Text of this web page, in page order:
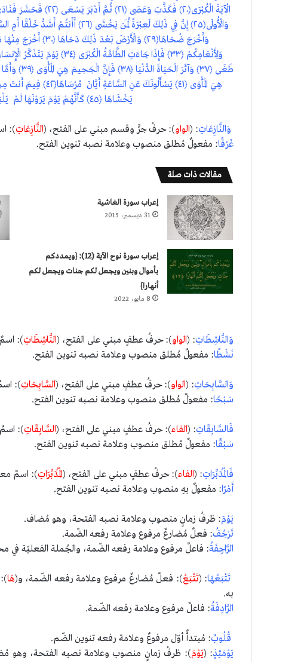
يَخْشَاهَا ﴿٤٥﴾ كَأَنَّهُمْ يَوْمَ يَرَوْنَهَا لَمْ يَلْبَثُوا إِلَّا عَشِيَّةً أَوْ ضُحَاهَا﴿٤٦﴾
وَالنَّازِعَاتِ: (الواو): حرفُ جرٍّ وقسم مبني على الفتح، (النَّازِعَاتِ):
غَرْقًا: مفعولٌ مُطلق منصوب وعلامة نصبه تنوين الفتح.
مقالات ذات صلة
إعراب سورة الغاشية
31 ديسمبر، 2015
إعراب سورة نوح الآية (12): {ويمددكم
بأموال وبنين ويجعل لكم جنات ويجعل لكم
أنهارا}
8 مايو، 2022
وَالنَّاشِطَاتِ: (الواو): حرفُ عطفٍ مبني على الفتح، (النَّاشِطَاتِ):
نَشْطًا: مفعولٌ مُطلق منصوب وعلامة نصبه تنوين الفتح.
وَالسَّابِحَاتِ: (الواو): حرفُ عطفٍ مبني على الفتح، (السَّابِحَاتِ):
سَبْحًا: مفعولٌ مُطلق منصوب وعلامة نصبه تنوين الفتح.
فَالسَّابِقَاتِ: (الفاء): حرفُ عطفٍ مبني على الفتح، (السَّابِقَاتِ): اسمٌ
سَبْقًا: مفعولٌ مُطلق منصوب وعلامة نصبه تنوين الفتح.
فَالْمُدَبِّرَاتِ: (الفاء): حرفُ عطفٍ مبني على الفتح، (الْمُدَبِّرَاتِ): اسمٌ
أَمْرًا: مفعولٌ بهِ منصوب وعلامة نصبه تنوين الفتح.
يَوْمَ: ظرفُ زمانٍ منصوب وعلامة نصبه الفتحة، وهو مُضاف.
تَرْجُفُ: فعلٌ مُضارعٌ مرفوع وعلامة رفعه الضّمة.
الرَّاجِفَةُ: فاعلٌ مرفوع وعلامة رفعه الضّمة، والجُملة الفعليّة في
تَتْبَعُهَا: (تَتْبَعُ): فعلٌ مُضارعٌ مرفوع وعلامة رفعه الضّمة، و(هَا
به.
الرَّادِفَةُ: فاعلٌ مرفوع وعلامة رفعه الضّمة.
قُلُوبٌ: مُبتدأٌ أوّل مرفوعٌ وعلامة رفعه تنوين الضّم.
يَوْمَئِذٍ: (يَوْمَ): ظرفُ زمانٍ منصوب وعلامة نصبه الفتحة، وهو